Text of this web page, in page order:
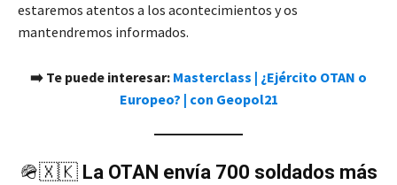
estaremos atentos a los acontecimientos y os
mantendremos informados.
➡️ Te puede interesar: Masterclass | ¿Ejército OTAN o
Europeo? | con Geopol21
🪖🇽🇰 La OTAN envía 700 soldados más